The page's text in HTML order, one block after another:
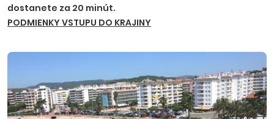
dostanete za 20 minút.
PODMIENKY VSTUPU DO KRAJINY